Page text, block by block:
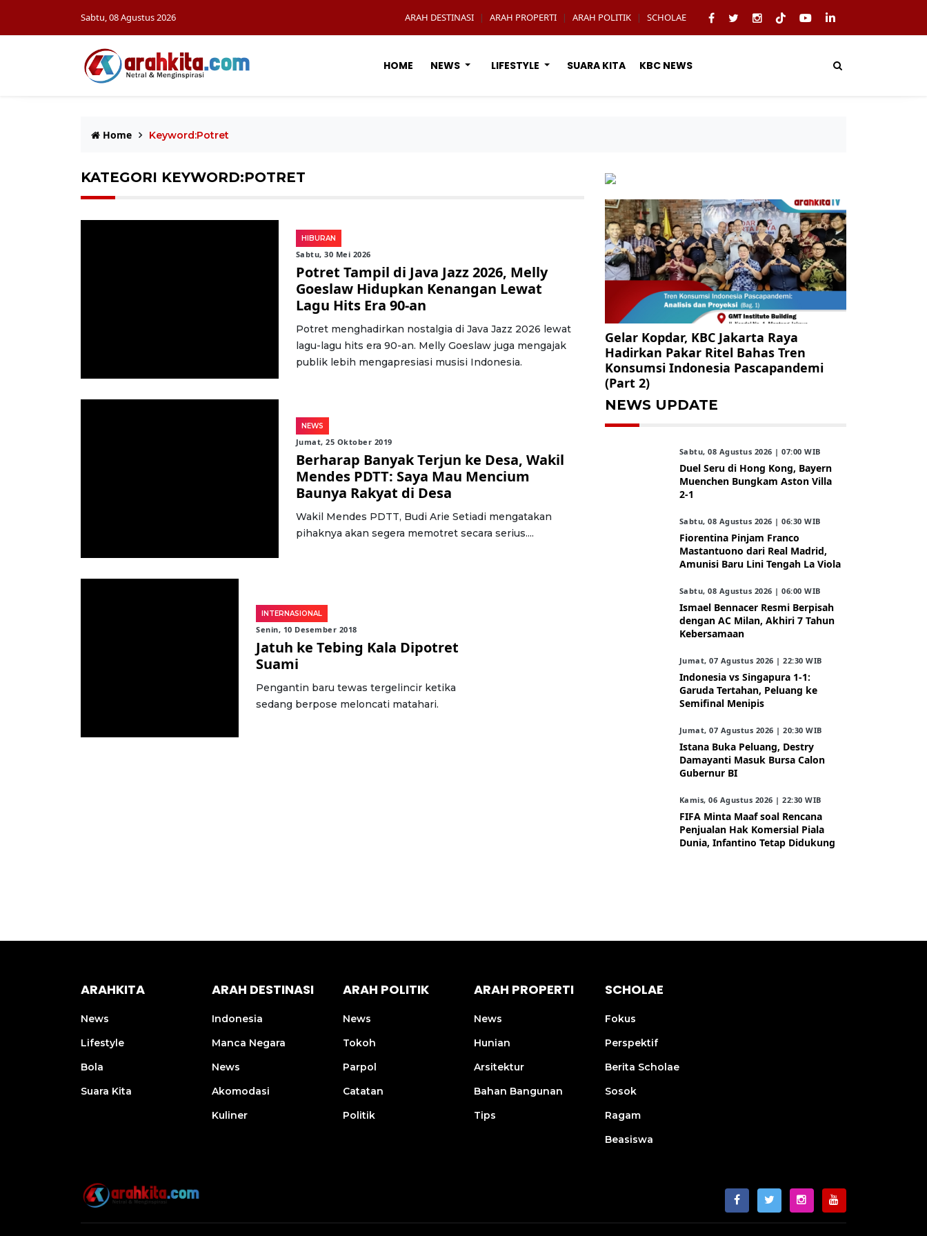
Sabtu, 08 Agustus 2026 ARAH DESTINASI | ARAH PROPERTI | ARAH POLITIK | SCHOLAE
HOME NEWS LIFESTYLE SUARA KITA KBC NEWS
Home Keyword:Potret
KATEGORI KEYWORD:POTRET
HIBURAN
Sabtu, 30 Mei 2026
Potret Tampil di Java Jazz 2026, Melly
Goeslaw Hidupkan Kenangan Lewat
Lagu Hits Era 90-an
Potret menghadirkan nostalgia di Java Jazz 2026 lewat
lagu-lagu hits era 90-an. Melly Goeslaw juga mengajak
publik lebih mengapresiasi musisi Indonesia.
NEWS
Jumat, 25 Oktober 2019
Berharap Banyak Terjun ke Desa, Wakil
Mendes PDTT: Saya Mau Mencium
Baunya Rakyat di Desa
Wakil Mendes PDTT, Budi Arie Setiadi mengatakan
pihaknya akan segera memotret secara serius....
INTERNASIONAL
Senin, 10 Desember 2018
Jatuh ke Tebing Kala Dipotret
Suami
Pengantin baru tewas tergelincir ketika
sedang berpose meloncati matahari.
Gelar Kopdar, KBC Jakarta Raya
Hadirkan Pakar Ritel Bahas Tren
Konsumsi Indonesia Pascapandemi
(Part 2)
NEWS UPDATE
Sabtu, 08 Agustus 2026 | 07:00 WIB
Duel Seru di Hong Kong, Bayern
Muenchen Bungkam Aston Villa
2-1
Sabtu, 08 Agustus 2026 | 06:30 WIB
Fiorentina Pinjam Franco
Mastantuono dari Real Madrid,
Amunisi Baru Lini Tengah La Viola
Sabtu, 08 Agustus 2026 | 06:00 WIB
Ismael Bennacer Resmi Berpisah
dengan AC Milan, Akhiri 7 Tahun
Kebersamaan
Jumat, 07 Agustus 2026 | 22:30 WIB
Indonesia vs Singapura 1-1:
Garuda Tertahan, Peluang ke
Semifinal Menipis
Jumat, 07 Agustus 2026 | 20:30 WIB
Istana Buka Peluang, Destry
Damayanti Masuk Bursa Calon
Gubernur BI
Kamis, 06 Agustus 2026 | 22:30 WIB
FIFA Minta Maaf soal Rencana
Penjualan Hak Komersial Piala
Dunia, Infantino Tetap Didukung
ARAHKITA
News
Lifestyle
Bola
Suara Kita
ARAH DESTINASI
Indonesia
Manca Negara
News
Akomodasi
Kuliner
ARAH POLITIK
News
Tokoh
Parpol
Catatan
Politik
ARAH PROPERTI
News
Hunian
Arsitektur
Bahan Bangunan
Tips
SCHOLAE
Fokus
Perspektif
Berita Scholae
Sosok
Ragam
Beasiswa